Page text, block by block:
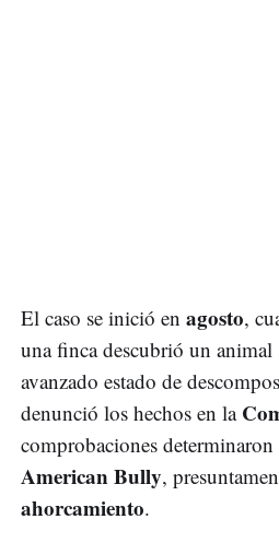
El caso se inició en agosto,
una finca descubrió un animal
avanzado estado de
denunció los hechos en la
comprobaciones determinaron
American Bully,
ahorcamiento.